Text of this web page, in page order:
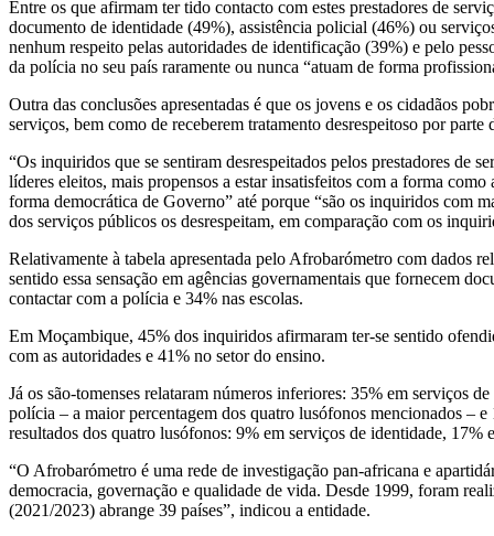
Entre os que afirmam ter tido contacto com estes prestadores de
documento de identidade (49%), assistência policial (46%) ou
nenhum respeito pelas autoridades de identificação (39%) e pelo
da polícia no seu país raramente ou nunca “atuam de forma
Outra das conclusões apresentadas é que os jovens e os cidadãos
serviços, bem como de receberem tratamento desrespeitoso por parte
“Os inquiridos que se sentiram desrespeitados pelos prestadores de
líderes eleitos, mais propensos a estar insatisfeitos com a forma
forma democrática de Governo” até porque “são os inquiridos com
dos serviços públicos os desrespeitam, em comparação com os
Relativamente à tabela apresentada pelo Afrobarómetro com dados
sentido essa sensação em agências governamentais que fornecem
contactar com a polícia e 34% nas escolas.
Em Moçambique, 45% dos inquiridos afirmaram ter-se sentido
com as autoridades e 41% no setor do ensino.
Já os são-tomenses relataram números inferiores: 35% em serviços
polícia – a maior percentagem dos quatro lusófonos mencionados –
resultados dos quatro lusófonos: 9% em serviços de identidade, 17%
“O Afrobarómetro é uma rede de investigação pan-africana e
democracia, governação e qualidade de vida. Desde 1999, foram
(2021/2023) abrange 39 países”, indicou a entidade.